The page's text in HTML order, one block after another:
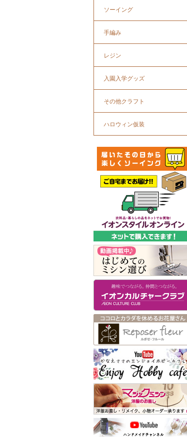
ソーイング
手編み
レジン
入園入学グッズ
その他クラフト
ハロウィン仮装